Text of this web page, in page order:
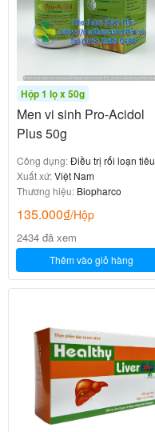
Hộp 1 lọ x 50g
Men vi sinh Pro-Acidol
Plus 50g
Công dụng:Điều trị rối loạn tiêu
hóa
Xuất xứ:Việt Nam
Thương hiệu: Biopharco
135.000₫/Hộp
2434 đã xem
Thêm vào giỏ hàng